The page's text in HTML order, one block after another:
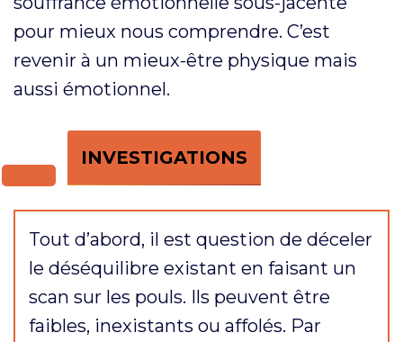
pour mieux nous comprendre. C’est
revenir à un mieux-être physique mais
aussi émotionnel.
INVESTIGATIONS
Tout d’abord, il est question de déceler
le déséquilibre existant en faisant un
scan sur les pouls. Ils peuvent être
faibles, inexistants ou affolés. Par